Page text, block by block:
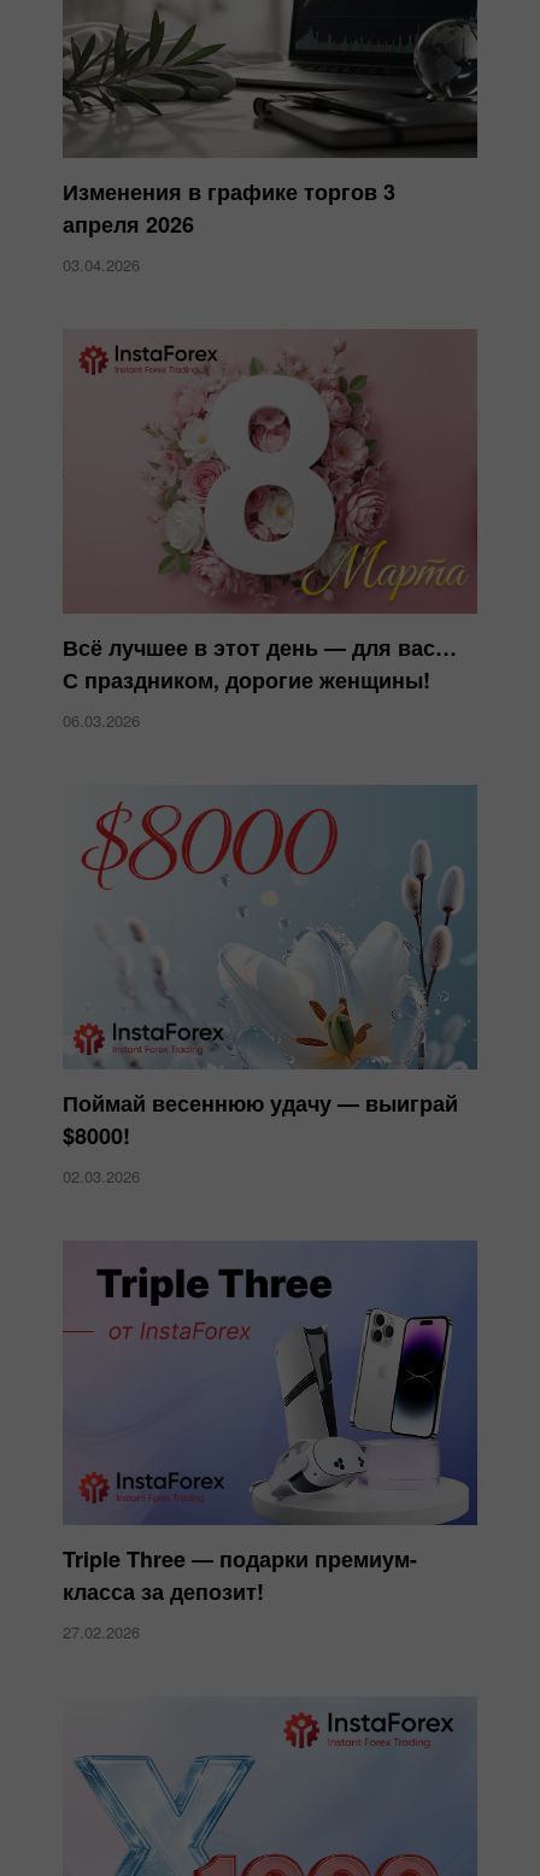
Изменения в графике торгов 3
апреля 2026
03.04.2026
Всё лучшее в этот день — для вас…
С праздником, дорогие женщины!
06.03.2026
Поймай весеннюю удачу — выиграй
$8000!
02.03.2026
Triple Three — подарки премиум-
класса за депозит!
27.02.2026